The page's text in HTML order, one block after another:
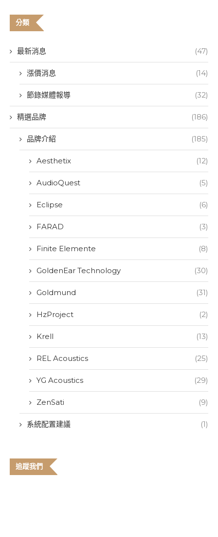
分類
最新消息 (47)
漲價消息 (14)
節錄媒體報導 (32)
精選品牌 (186)
品牌介紹 (185)
Aesthetix (12)
AudioQuest (5)
Eclipse (6)
FARAD (3)
Finite Elemente (8)
GoldenEar Technology (30)
Goldmund (31)
HzProject (2)
Krell (13)
REL Acoustics (25)
YG Acoustics (29)
ZenSati (9)
系統配置建議 (1)
追蹤我們